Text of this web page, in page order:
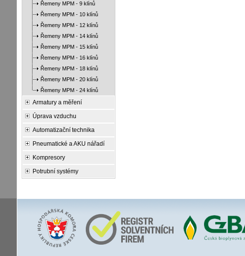
Řemeny MPM - 9 klínů
Řemeny MPM - 10 klínů
Řemeny MPM - 12 klínů
Řemeny MPM - 14 klínů
Řemeny MPM - 15 klínů
Řemeny MPM - 16 klínů
Řemeny MPM - 18 klínů
Řemeny MPM - 20 klínů
Řemeny MPM - 24 klínů
Armatury a měření
Úprava vzduchu
Automatizační technika
Pneumatické a AKU nářadí
Kompresory
Potrubní systémy